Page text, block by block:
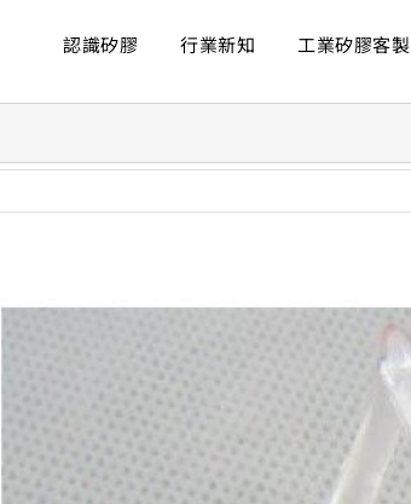
認識矽膠 行業新知 工業矽膠客製